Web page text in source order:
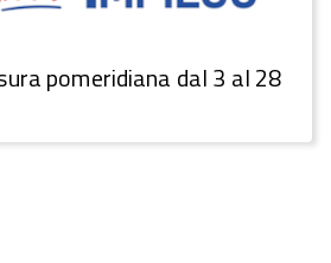
pomeridiana dal 3 al 28